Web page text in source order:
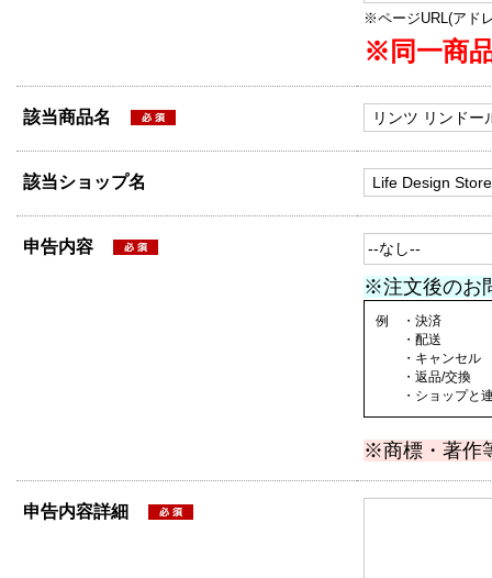
※ページURL(アド
※同一商
該当商品名
該当ショップ名
申告内容
※注文後のお
例 ・決済
・配送
・キャンセル
・返品/交換
・ショップと連
※商標・著作
申告内容詳細